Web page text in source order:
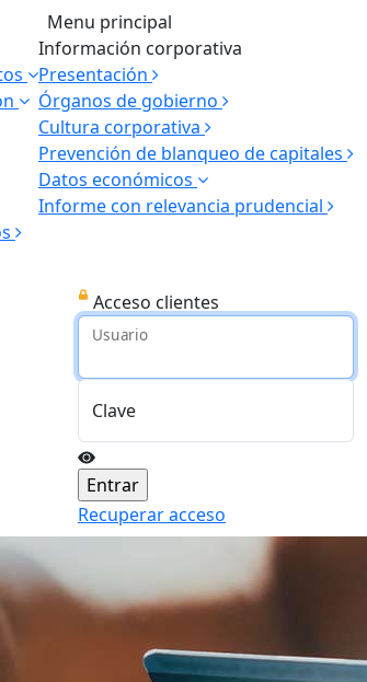
Menu principal
Información corporativa
Presentación
Órganos de gobierno
Cultura corporativa
Prevención de blanqueo de capitales
Datos económicos
Informe con relevancia prudencial
Acceso clientes
Usuario
Clave
Recuperar acceso